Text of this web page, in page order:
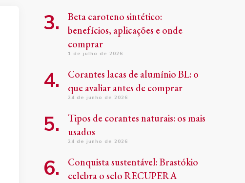
Beta caroteno sintético:
benefícios, aplicações e onde
comprar
1 de julho de 2026
Corantes lacas de alumínio BL: o
que avaliar antes de comprar
24 de junho de 2026
Tipos de corantes naturais: os mais
usados
24 de junho de 2026
Conquista sustentável: Brastókio
celebra o selo RECUPERA